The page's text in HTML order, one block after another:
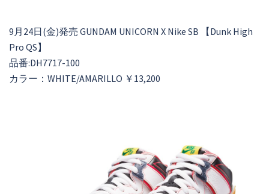
9月24日(金)発売 GUNDAM UNICORN X Nike SB 【Dunk High
Pro QS】
品番:DH7717-100
カラー：WHITE/AMARILLO ￥13,200